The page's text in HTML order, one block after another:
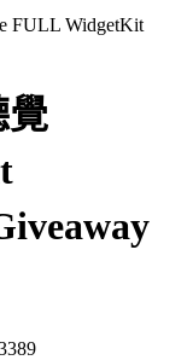
FULL WidgetKit